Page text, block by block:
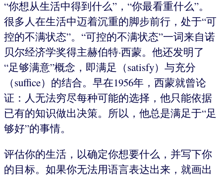
“你想从生活中得到什么”，“你最看重什么”。
很多人在生活中迈着沉重的脚步前行，处于“可
控的不满状态”。“可控的不满状态”一词来自诺
贝尔经济学奖得主赫伯特·西蒙。他还发明了
“足够满意”概念，即满足（satisfy）与充分
（suffice）的结合。早在1956年，西蒙就曾论
证：人无法穷尽每种可能的选择，他只能依据
已有的知识做出决策。所以，他总是满足于“足
够好”的事情。
评估你的生活，以确定你想要什么，并写下你
的目标。如果你无法用语言表达出来，就画出